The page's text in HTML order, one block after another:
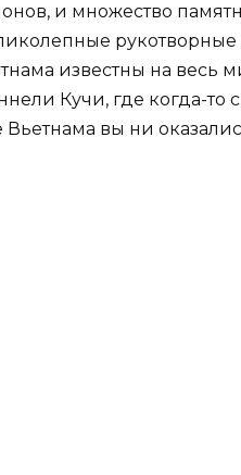
и множество
известны на весь
Кучи, где когда-то
вы ни